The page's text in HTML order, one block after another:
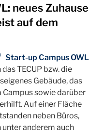
neues Zuhause
auf dem
Start-up Campus OWL
TECUP bzw. die
Gebäude, das
sowie darüber
Auf einer Fläche
neben Büros,
anderem auch